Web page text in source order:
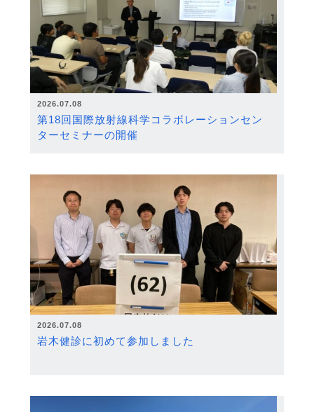
2026.07.08
第18回国際放射線科学コラボレーションセン
ターセミナーの開催
2026.07.08
岩木健診に初めて参加しました